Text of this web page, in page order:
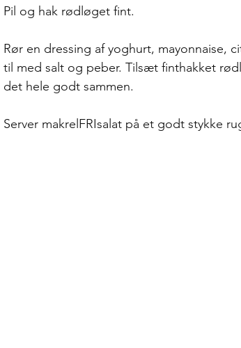
Pil og hak rødløget fint.
Rør en dressing af yoghurt, mayonnaise,
til med salt og peber. Tilsæt finthakket
det hele godt sammen.
Server makrelFRIsalat på et godt stykke